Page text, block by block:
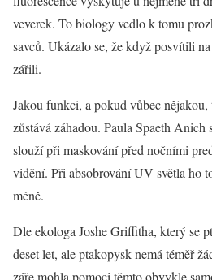
veverek. To biology vedlo k tomu
savců. Ukázalo se, že když posvítili
zářili.
Jakou funkci, a pokud vůbec nějakou,
zůstává záhadou. Paula Spaeth
slouží při maskování před nočními
vidění. Při absobrování UV světla ho
méně.
Dle ekologa Joshe Griffitha, který se
deset let, ale ptakopysk nemá téměř
záře mohla pomoci těmto obvykle